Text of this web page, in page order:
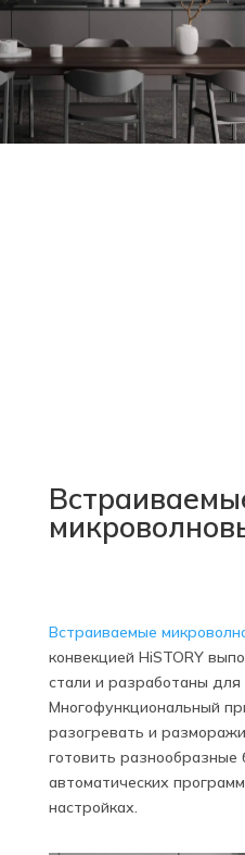
Встраиваемые
конвекцией HiSTORY
стали и разработаны для
Многофункциональный
разогревать и
готовить
автоматических
настройках.